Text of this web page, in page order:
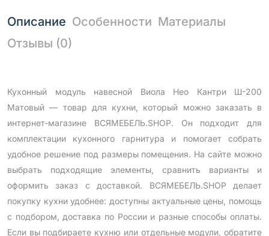
Описание Особенности Материалы
Отзывы (0)
Кухонный модуль навесной Виола Нео Кантри Ш-200
Матовый — товар для кухни, который можно заказать в
интернет-магазине ВСЯМЕБЕЛЬ.SHOP. Он подходит для
комплектации кухонного гарнитура и помогает собрать
удобное решение под размеры помещения. На сайте можно
выбрать подходящие элементы, сравнить варианты и
оформить заказ с доставкой. ВСЯМЕБЕЛЬ.SHOP делает
покупку кухни удобнее: доступны актуальные цены, помощь
с подбором, доставка по России и разные способы оплаты.
Если вы подбираете кухню или отдельные модули, обратите